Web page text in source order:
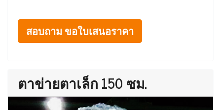
สอบถาม ขอใบเสนอราคา
ตาข่ายตาเล็ก 150 ซม.